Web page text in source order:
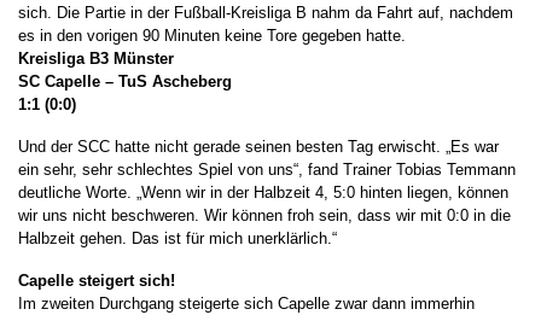
sich. Die Partie in der Fußball-Kreisliga B nahm da Fahrt auf, nachdem
es in den vorigen 90 Minuten keine Tore gegeben hatte.
Kreisliga B3 Münster
SC Capelle – TuS Ascheberg
1:1 (0:0)
Und der SCC hatte nicht gerade seinen besten Tag erwischt. „Es war
ein sehr, sehr schlechtes Spiel von uns“, fand Trainer Tobias Temmann
deutliche Worte. „Wenn wir in der Halbzeit 4, 5:0 hinten liegen, können
wir uns nicht beschweren. Wir können froh sein, dass wir mit 0:0 in die
Halbzeit gehen. Das ist für mich unerklärlich.“
Capelle steigert sich!
Im zweiten Durchgang steigerte sich Capelle zwar dann immerhin